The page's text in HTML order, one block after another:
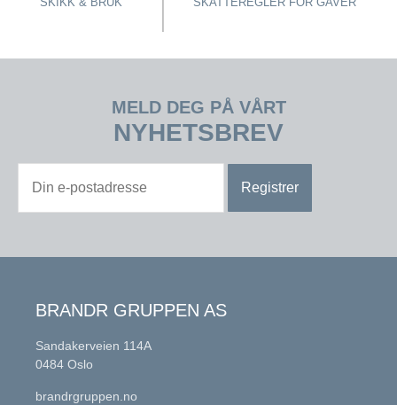
MELD DEG PÅ VÅRT
NYHETSBREV
BRANDR GRUPPEN AS
Sandakerveien 114A
0484 Oslo
brandrgruppen.no